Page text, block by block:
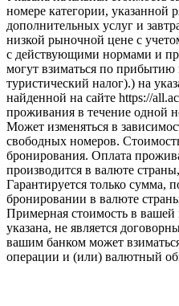
номере категории, указанной
дополнительных услуг и
низкой рыночной цене с
с действующими нормами и
могут взиматься по прибытию
туристический налог).) на
найденной на сайте https://
проживания в течение одной
Может изменяться в
свободных номеров.
бронирования. Оплата
производится в валюте
Гарантируется только сумма,
бронировании в валюте
Примерная стоимость в вашей
указана, не является
вашим банком может
операции и (или) валютный